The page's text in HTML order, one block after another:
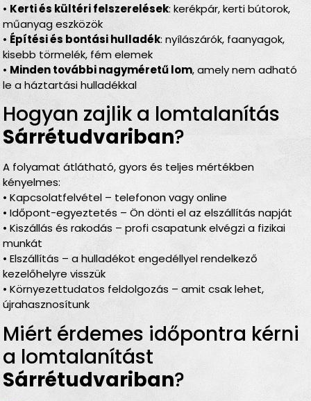
• Kerti és kültéri felszerelések: kerékpár, kerti bútorok,
műanyag eszközök
• Építési és bontási hulladék: nyílászárók, faanyagok,
kisebb törmelék, fém elemek
• Minden további nagyméretű lom, amely nem adható
le a háztartási hulladékkal
Hogyan zajlik a lomtalanítás
Sárrétudvariban?
A folyamat átlátható, gyors és teljes mértékben
kényelmes:
• Kapcsolatfelvétel – telefonon vagy online
• Időpont-egyeztetés – Ön dönti el az elszállítás napját
• Kiszállás és rakodás – profi csapatunk elvégzi a fizikai
munkát
• Elszállítás – a hulladékot engedéllyel rendelkező
kezelőhelyre visszük
• Környezettudatos feldolgozás – amit csak lehet,
újrahasznosítunk
Miért érdemes időpontra kérni
a lomtalanítást
Sárrétudvariban?